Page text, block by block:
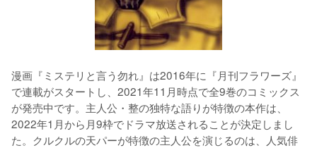
漫画『ミステリと言う勿れ』は2016年に『月刊フラワーズ』
で連載がスタートし、2021年11月時点で全9巻のコミックス
が発売中です。主人公・整の独特な語りが特徴の本作は、
2022年1月から月9枠でドラマ放送されることが決定しまし
た。クルクルの天パーが特徴の主人公を演じるのは、人気俳